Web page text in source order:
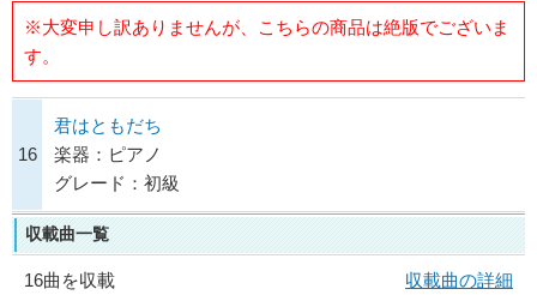
※大変申し訳ありませんが、こちらの商品は絶版でございま
す。
16
君はともだち
楽器：ピアノ
グレード：初級
収載曲一覧
16曲を収載
収載曲の詳細